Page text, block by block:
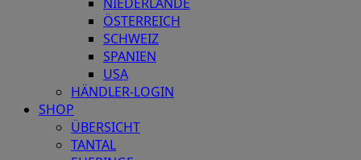
NIEDERLANDE
ÖSTERREICH
SCHWEIZ
SPANIEN
USA
HÄNDLER-LOGIN
SHOP
ÜBERSICHT
TANTAL